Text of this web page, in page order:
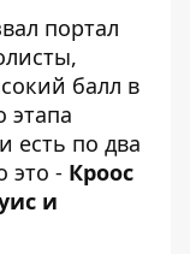
портал
балл в
этапа
есть по два
это - Кроос
и